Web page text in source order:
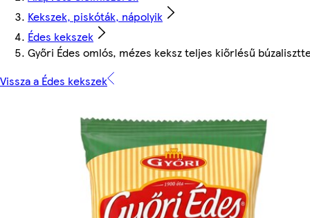
Kekszek, piskóták, nápolyik
Édes kekszek
Győri Édes omlós, mézes keksz teljes kiőrlésű
Vissza a Édes kekszek